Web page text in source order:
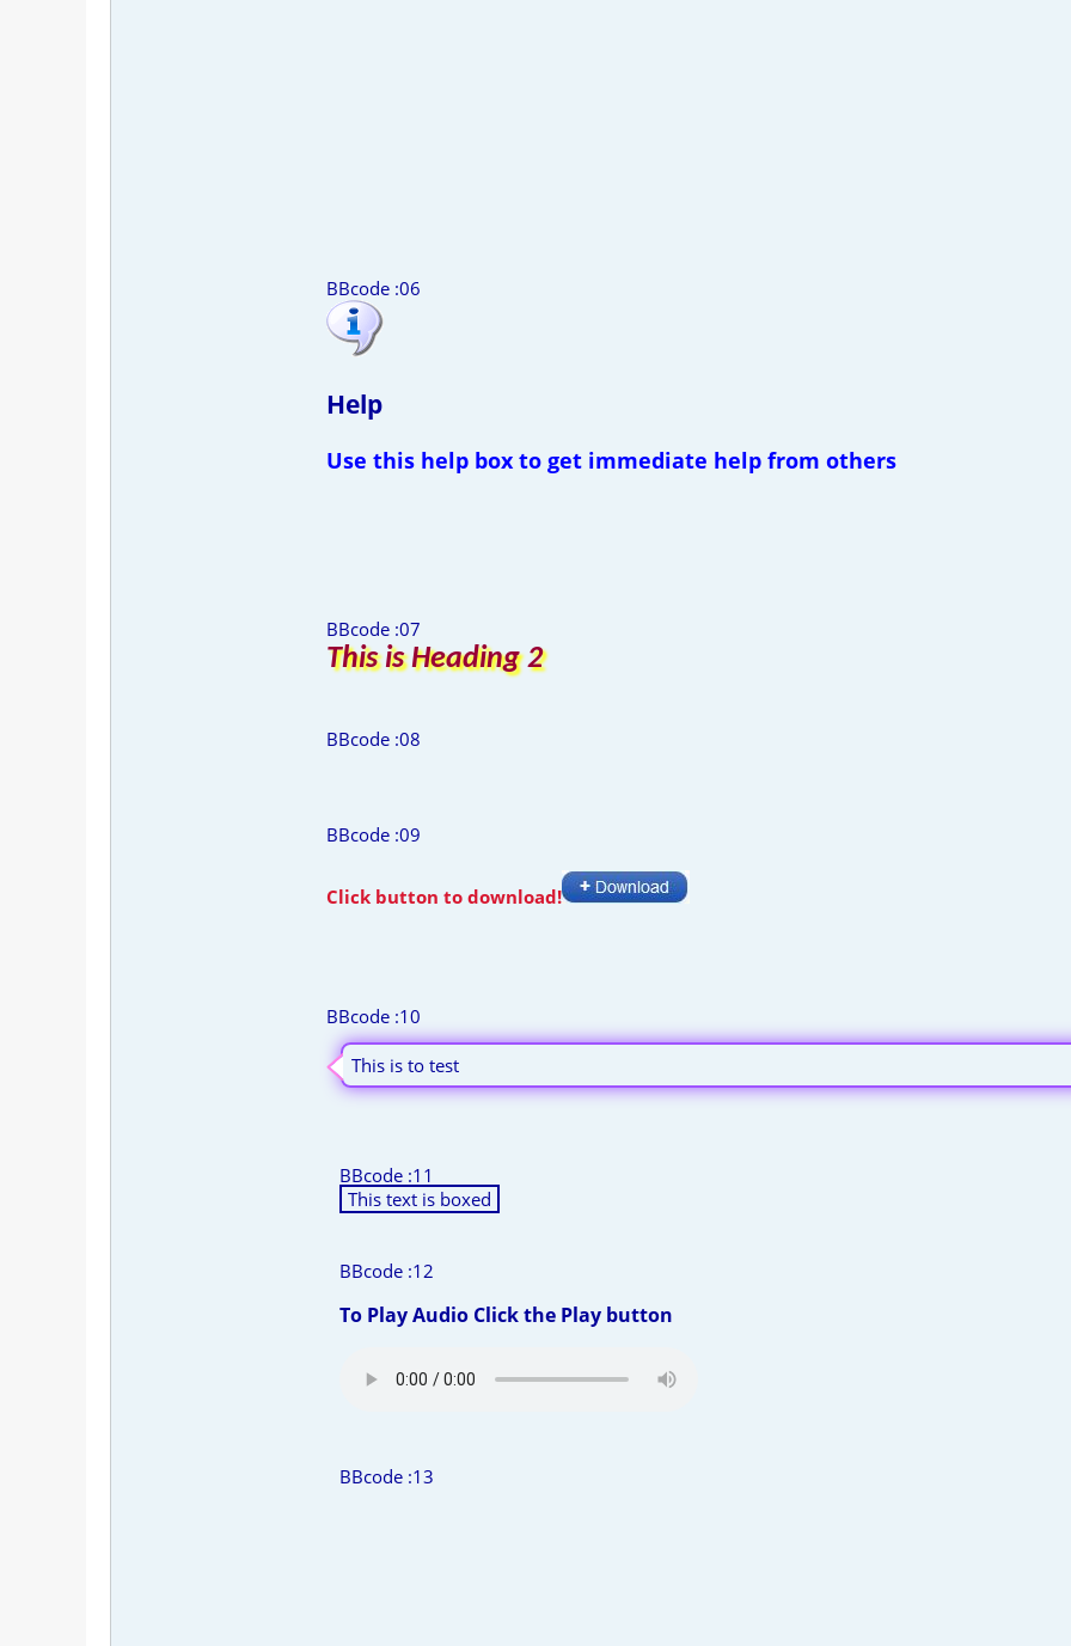
BBcode :06
Help
Use this help box to get immediate help from others
BBcode :07
This is Heading 2
BBcode :08
BBcode :09
Click button to download!
BBcode :10
This is to test
BBcode :11
This text is boxed
BBcode :12
To Play Audio Click the Play button
BBcode :13